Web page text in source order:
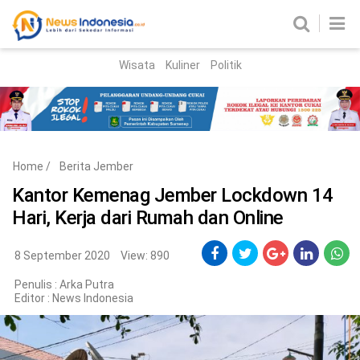
Parlemen
Nasional
Peristiwa
Hukum Kriminal
Korupsi
Wisata Kuliner Politik
Home / Berita Jember
Kantor Kemenag Jember Lockdown 14
Hari, Kerja dari Rumah dan Online
8 September 2020 View: 890
Penulis : Arka Putra
Editor : News Indonesia